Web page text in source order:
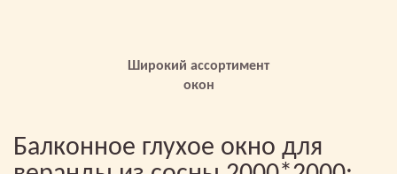
Широкий ассортимент
окон
Балконное глухое окно для